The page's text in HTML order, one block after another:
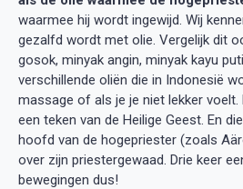
waarmee hij wordt ingewijd. Wij
gezalfd wordt met olie. Vergelijk dit
gosok, minyak angin, minyak kayu
verschillende oliën die in Indonesië
massage of als je je niet lekker voelt.
een teken van de Heilige Geest. En
hoofd van de hogepriester (zoals
over zijn priestergewaad. Drie keer
bewegingen dus!